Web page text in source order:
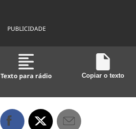
PUBLICIDADE
Texto para rádio Copiar o texto